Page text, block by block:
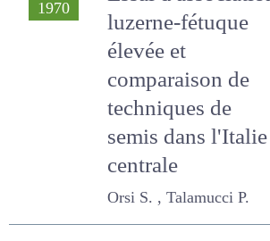
#43
Essai d'association
luzerne-fétuque
élevée et
comparaison de
techniques de
semis dans l'Italie
centrale
Orsi S. , Talamucci P.